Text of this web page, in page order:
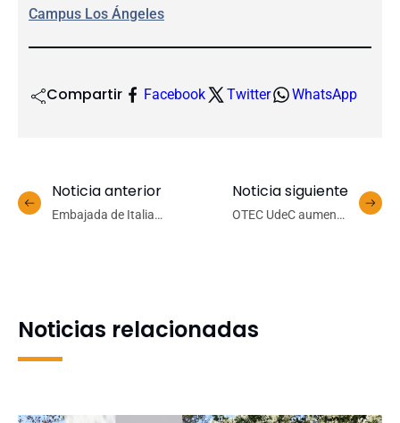
Campus Los Ángeles
Compartir Facebook Twitter WhatsApp
Noticia anterior
Embajada de Italia
Noticia siguiente
OTEC UdeC aumenta
Noticias relacionadas